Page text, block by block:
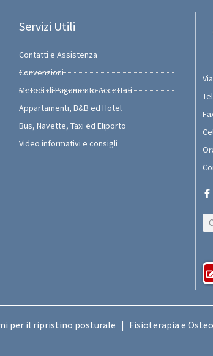
Servizi Utili
Contatti e Assistenza
Convenzioni
Metodi di Pagamento Accettati
Appartamenti, B&B ed Hotel
Bus, Navette, Taxi ed Eliporto
Video informativi e consigli
per il ripristino posturale Fisioterapia e